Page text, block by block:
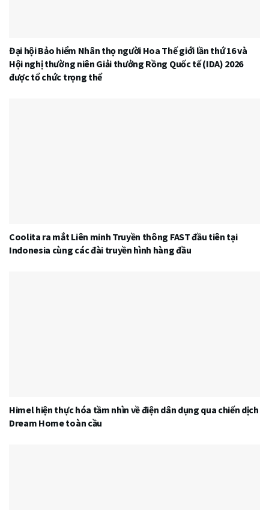
Đại hội Bảo hiểm Nhân thọ người Hoa Thế giới lần thứ 16 và
Hội nghị thường niên Giải thưởng Rồng Quốc tế (IDA) 2026
được tổ chức trọng thể
Coolita ra mắt Liên minh Truyền thông FAST đầu tiên tại
Indonesia cùng các đài truyền hình hàng đầu
Himel hiện thực hóa tầm nhìn về điện dân dụng qua chiến dịch
Dream Home toàn cầu